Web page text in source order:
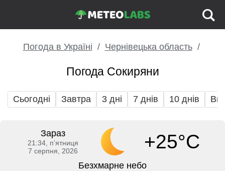
Погода в Україні Чернівецька область
Погода Сокиряни
Сьогодні Завтра 3 дні 7 днів 10 днів
Зараз
21:34, пʼятниця
7 серпня, 2026
+25°C
Безхмарне небо